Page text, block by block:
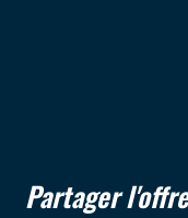
partager l'offre